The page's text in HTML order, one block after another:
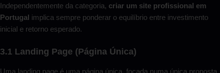
Independentemente da categoria, criar um site profissional em
Portugal implica sempre ponderar o equilíbrio entre investimento
inicial e retorno esperado.
3.1 Landing Page (Página Única)